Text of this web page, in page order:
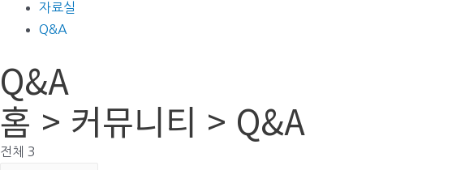
자료실
Q&A
Q&A
홈 > 커뮤니티 > Q&A
전체 3